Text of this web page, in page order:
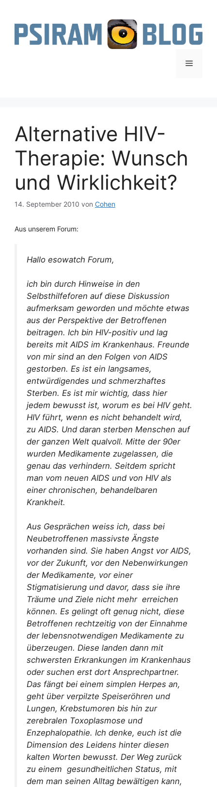
springen
Menü
Alternative HIV-
Therapie: Wunsch
und Wirklichkeit?
14. September 2010 von Cohen
Aus unserem Forum:
Hallo esowatch Forum,
ich bin durch Hinweise in den
Selbsthilfeforen auf diese Diskussion
aufmerksam geworden und möchte etwas
aus der Perspektive der Betroffenen
beitragen. Ich bin HIV-positiv und lag
bereits mit AIDS im Krankenhaus. Freunde
von mir sind an den Folgen von AIDS
gestorben. Es ist ein langsames,
entwürdigendes und schmerzhaftes
Sterben. Es ist mir wichtig, dass hier
jedem bewusst ist, worum es bei HIV geht.
HIV führt, wenn es nicht behandelt wird,
zu AIDS. Und daran sterben Menschen auf
der ganzen Welt qualvoll. Mitte der 90er
wurden Medikamente zugelassen, die
genau das verhindern. Seitdem spricht
man vom neuen AIDS und von HIV als
einer chronischen, behandelbaren
Krankheit.
Aus Gesprächen weiss ich, dass bei
Neubetroffenen massivste Ängste
vorhanden sind. Sie haben Angst vor AIDS,
vor der Zukunft, vor den Nebenwirkungen
der Medikamente, vor einer
Stigmatisierung und davor, dass sie ihre
Träume und Ziele nicht mehr erreichen
können. Es gelingt oft genug nicht, diese
Betroffenen rechtzeitig von der Einnahme
der lebensnotwendigen Medikamente zu
überzeugen. Diese landen dann mit
schwersten Erkrankungen im Krankenhaus
oder suchen erst dort Ansprechpartner.
Das fängt bei einem simplen Herpes an,
geht über verpilzte Speiseröhren und
Lungen, Krebstumoren bis hin zur
zerebralen Toxoplasmose und
Enzephalopathie. Ich denke, euch ist die
Dimension des Leidens hinter diesen
kalten Worten bewusst. Der Weg zurück
zu einem gesundheitlichen Status, mit
dem man seinen Alltag bewältigen kann,